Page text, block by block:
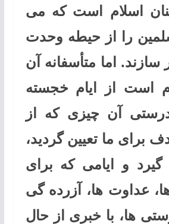
اسلام است که می
را از حیطه وحدت
اما متأسفانه آن
است از ایام خجسته
آن چیزی که از
برای ما تعیین گردید،
و ایامی که برای
عداوت ها، آزرده گی
ها، با خبری از حال